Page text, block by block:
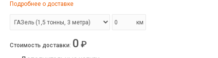
Подробнее о доставке
км
Стоимость доставки: 0 ₽